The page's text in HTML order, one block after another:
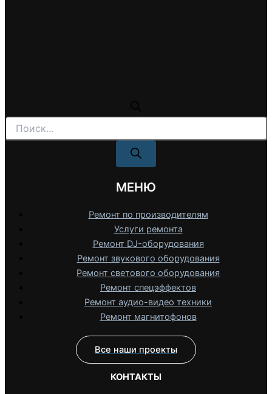
Поиск
товаров
МЕНЮ
Ремонт по производителям
Услуги ремонта
Ремонт DJ-оборудования
Ремонт звукового оборудования
Ремонт светового оборудования
Ремонт спецэффектов
Ремонт аудио-видео техники
Ремонт магнитофонов
Все наши проекты
КОНТАКТЫ